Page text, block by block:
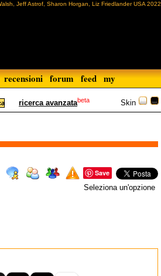
Jeff Astrof, Sharon Horgan, Liz Friedlander USA 2022
recensioni forum feed my
Skin
ricerca avanzatabeta
Save
Seleziona un'opzione